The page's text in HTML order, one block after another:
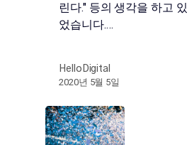
린다." 등의 생각을 하고 있
었습니다.…
HelloDigital
2020년 5월 5일